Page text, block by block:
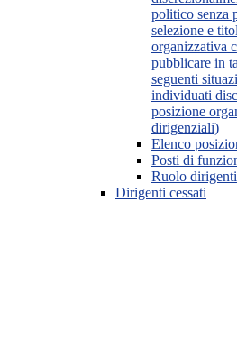
politico senza
selezione e
organizzativa
pubblicare in
seguenti
individuati
posizione
dirigenziali)
Elenco
Posti di
Ruolo dirigenti
Dirigenti cessati